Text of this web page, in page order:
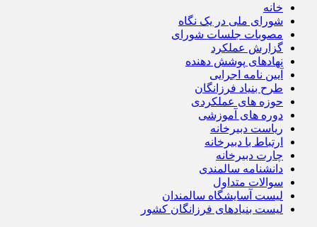
خانه
شورای ملی در یک نگاه
مصوبات جلسات شورای
گزارش عملکرد
نهادهای پوشش دهنده
آیین نامه اجرایی
طرح بنیاد فرزانگان
حوزه های عملکردی
دوره های آموزشی
ریاست دبیرخانه
ارتباط با دبیرخانه
چارت دبیرخانه
دانشنامه سالمندی
سوالات متداول
لیست آسایشگاه سالمندان
لیست بنیادهای فرزانگان کشور